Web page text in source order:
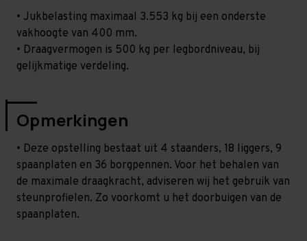
• Jukbelasting maximaal 3.553 kg bij een onderste
vakhoogte van 400 mm.
• Draagvermogen is 500 kg per legbordniveau, bij
gelijkmatige verdeling.
Opmerkingen
• Deze opstelling bestaat uit 4 staanders, 18 liggers, 9
spaanplaten en 36 borgpennen. Voor het behalen van
de maximale draagkracht, adviseren wij het gebruik van
steunprofielen. Zo voorkomt u het doorbuigen van de
spaanplaten.